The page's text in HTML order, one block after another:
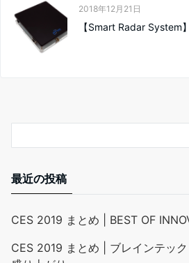
2018年12月21日
【Smart Radar System
最近の投稿
CES 2019 まとめ | BEST OF
CES 2019 まとめ | ブレインテッ